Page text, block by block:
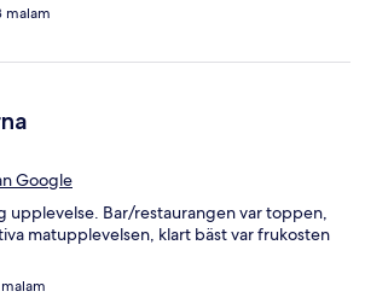
malam
Google
upplevelse. Bar/restaurangen var toppen,
matupplevelsen, klart bäst var frukosten